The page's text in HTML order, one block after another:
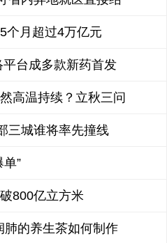
个月超过4万亿元
台成多款新药首发
高温持续？立秋三问
三城谁将率先撞线
”
800亿立方米
的养生茶如何制作